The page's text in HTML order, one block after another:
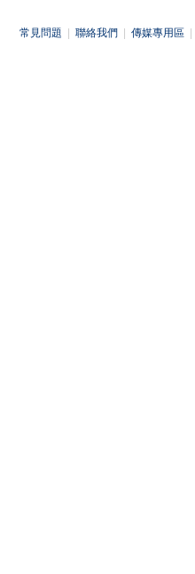
常見問題 聯絡我們 傳媒專用區